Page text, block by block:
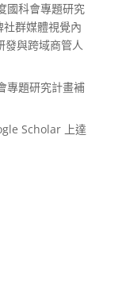
國科會專題研究
群媒體視覺內
發與跨域商管人
專題研究計畫補
Scholar 上達